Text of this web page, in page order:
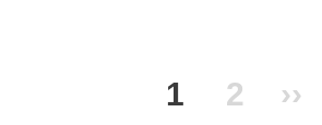
Текущая
1 Page
2 ››